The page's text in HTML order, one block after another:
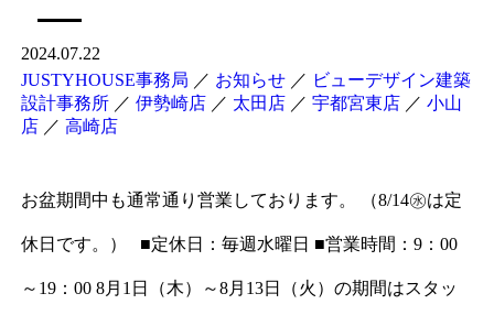
2024.07.22
JUSTYHOUSE事務局 ／ お知らせ／ ビューデザイン建築
設計事務所／ 伊勢崎店／ 太田店／ 宇都宮東店／ 小山
店／ 高崎店
お盆期間中も通常通り営業しております。 （8/14㊌は定
休日です。） ■定休日：毎週水曜日 ■営業時間：9：00
～19：00 8月1日（木）～8月13日（火）の期間はスタッ